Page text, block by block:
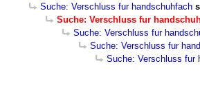
Suche: Verschluss fur handschuhfach
Suche: Verschluss fur
Suche: Verschluss fur
Suche: Verschluss fur
Suche: Verschluss fur